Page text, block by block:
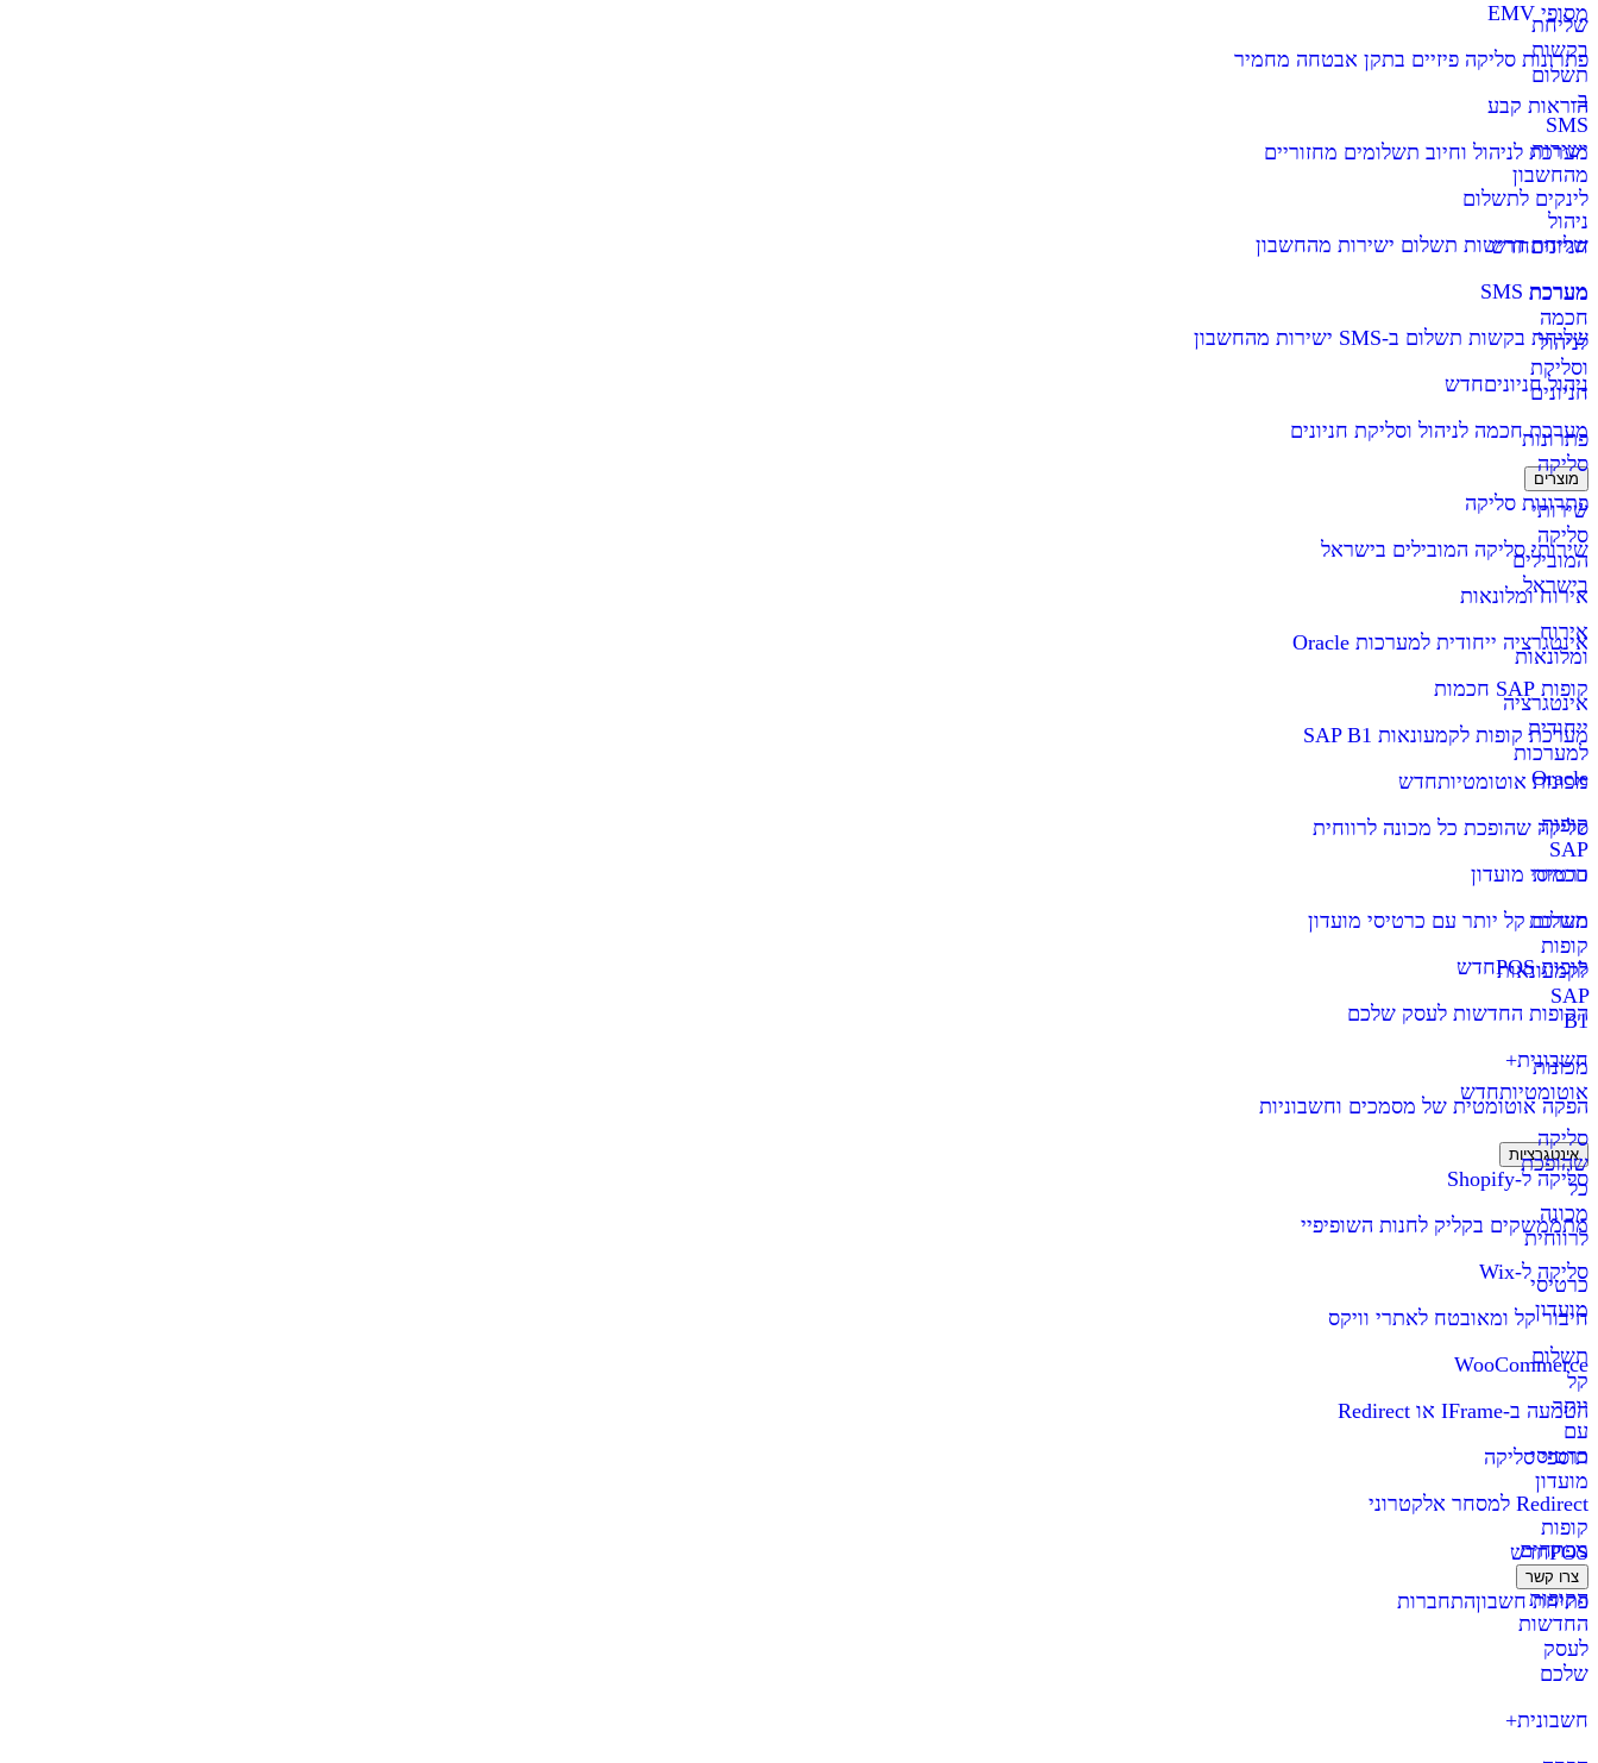
שליחת
בקשות
תשלום
ב-
SMS
ישירות
מהחשבון
ניהול
חניוניםחדש
מערכת
חכמה
לניהול
וסליקת
חניונים
פתרונות
סליקה
שירותי
סליקה
המובילים
בישראל
אירוח
ומלונאות
אינטגרציה
ייחודית
למערכות
Oracle
קופות
SAP
חכמות
מערכת
קופות
לקמעונאות
SAP
B1
מכונות
אוטומטיותחדש
סליקה
שהופכת
כל
מכונה
לרווחית
כרטיסי
מועדון
תשלום
קל
יותר
עם
כרטיסי
מועדון
קופות
POSחדש
הקופות
החדשות
לעסק
שלכם
חשבונית+
מסופי EMV
פתרונות סליקה פיזיים בתקן אבטחה מחמיר
הוראות קבע
מערכת לניהול וחיוב תשלומים מחזוריים
לינקים לתשלום
שליחת דרישות תשלום ישירות מהחשבון
מערכת SMS
שליחת בקשות תשלום ב-SMS ישירות מהחשבון
ניהול חניוניםחדש
מערכת חכמה לניהול וסליקת חניונים
מוצרים
פתרונות סליקה
שירותי סליקה המובילים בישראל
אירוח ומלונאות
אינטגרציה ייחודית למערכות Oracle
קופות SAP חכמות
מערכת קופות לקמעונאות SAP B1
מכונות אוטומטיותחדש
סליקה שהופכת כל מכונה לרווחית
כרטיסי מועדון
תשלום קל יותר עם כרטיסי מועדון
קופות POS
חדש
הקופות החדשות לעסק שלכם
חשבונית+
הפקה אוטומטית של מסמכים וחשבוניות
אינטגרציות
סליקה ל-Shopify
מתממשקים בקליק לחנות השופיפיי
סליקה ל-Wix
חיבור קל ומאובטח לאתרי וויקס
WooCommerce
הטמעה ב-IFrame או Redirect
תוספי סליקה
Redirect למסחר אלקטרוני
מפתחים
צרו קשר
פתיחת חשבוןהתחברות